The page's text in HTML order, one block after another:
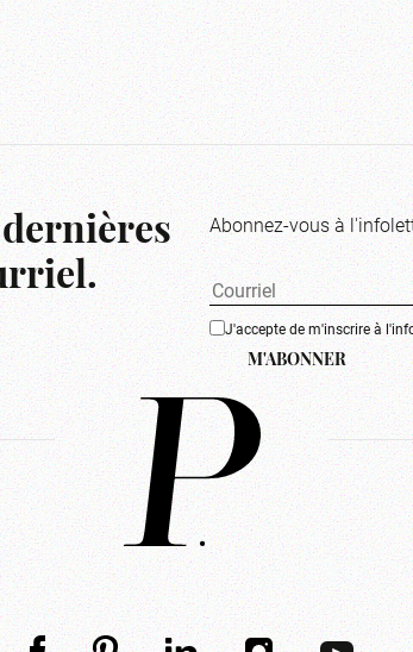
dernières
Abonnez-vous à
J'accepte de m'inscrire à
M'ABONNER